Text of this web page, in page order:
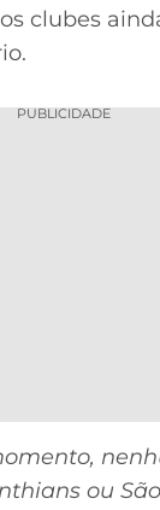
clubes
PUBLICIDADE
ou